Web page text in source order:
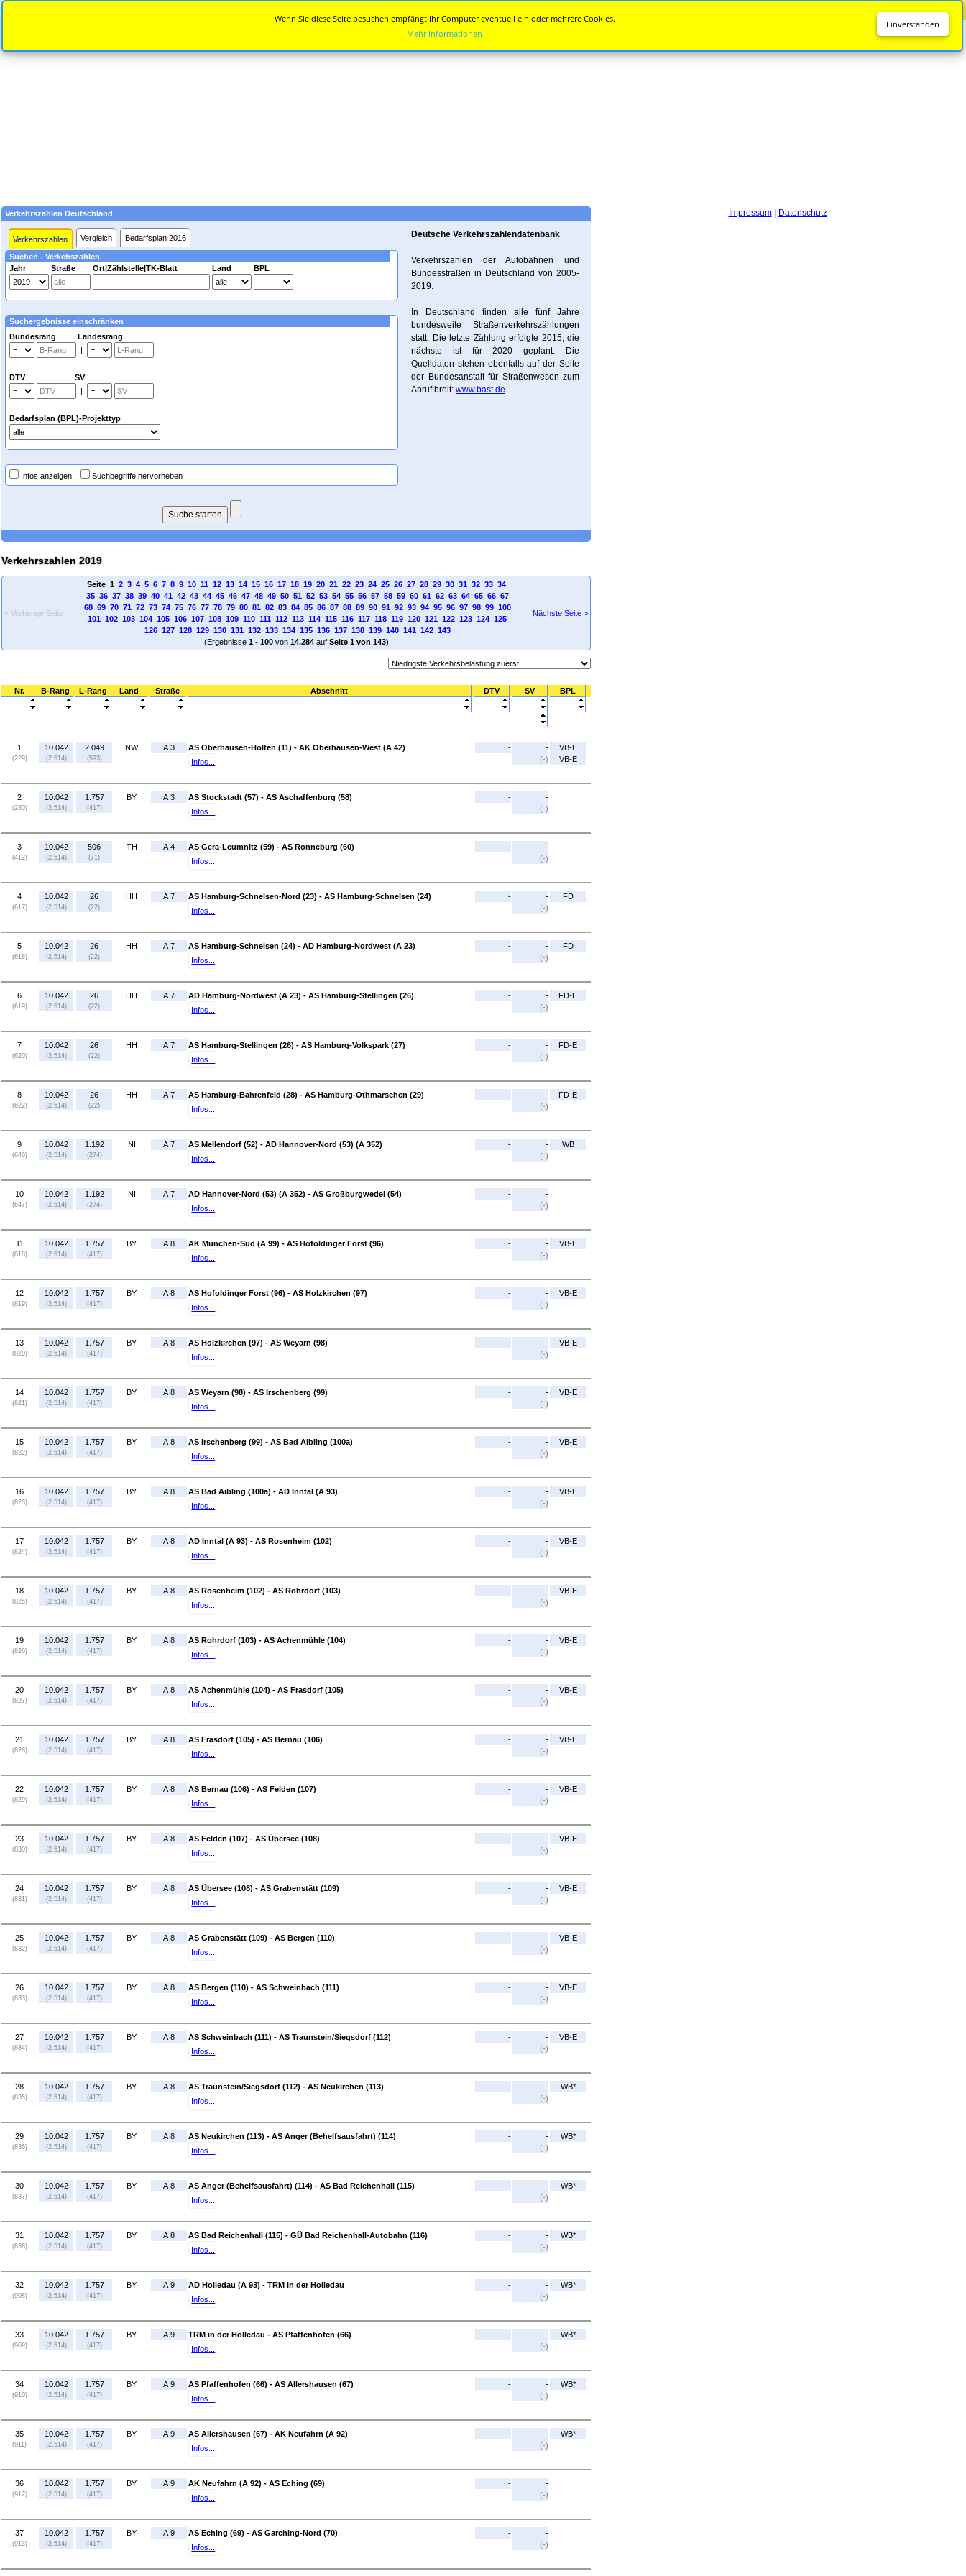
Verkehrszahlen Deutschland
Verkehrszahlen Vergleich Bedarfsplan 2016
Suchen - Verkehszahlen
Jahr
Straße Ort|Zählstelle|TK-Blatt Land BPL
Suchergebnisse einschränken
Bundesrang Landesrang
|
DTV SV
|
Bedarfsplan (BPL)-Projekttyp
Infos anzeigen Suchbegriffe hervorheben
Deutsche Verkehrszahlendatenbank
Verkehrszahlen der Autobahnen und
Bundesstraßen in Deutschland von 2005-
2019.
In Deutschland finden alle fünf Jahre
bundesweite Straßenverkehrszählungen
statt. Die letzte Zählung erfolgte 2015, die
nächste ist für 2020 geplant. Die
Quelldaten stehen ebenfalls auf der Seite
der Bundesanstalt für Straßenwesen zum
Abruf breit: www.bast.de
Verkehrszahlen 2019
< Vorherige Seite
Seite 1 2 3 4 5 6 7 8 9 10 11 12 13 14 15 16 17 18 19 20 21 22 23 24 25 26 27 28 29 30 31 32 33 34
35 36 37 38 39 40 41 42 43 44 45 46 47 48 49 50 51 52 53 54 55 56 57 58 59 60 61 62 63 64 65 66 67
68 69 70 71 72 73 74 75 76 77 78 79 80 81 82 83 84 85 86 87 88 89 90 91 92 93 94 95 96 97 98 99 100
101 102 103 104 105 106 107 108 109 110 111 112 113 114 115 116 117 118 119 120 121 122 123 124 125
126 127 128 129 130 131 132 133 134 135 136 137 138 139 140 141 142 143
(Ergebnisse 1- 100von 14.284auf Seite 1 von 143)
Nächste Seite >
Nr. B-Rang L-Rang Land Straße Abschnitt DTV SV BPL
1
(229)
10.042
(2.514)
2.049
(593)
NW A 3
AS Oberhausen-Holten (11) - AK Oberhausen-West (A 42)
Infos...
-
-
(-)
VB-E
VB-E
2
(280)
10.042
(2.514)
1.757
(417)
BY A 3
AS Stockstadt (57) - AS Aschaffenburg (58)
Infos...
-
-
(-)
3
(412)
10.042
(2.514)
506
(71)
TH A 4
AS Gera-Leumnitz (59) - AS Ronneburg (60)
Infos...
-
-
(-)
4
(617)
10.042
(2.514)
26
(22)
HH A 7
AS Hamburg-Schnelsen-Nord (23) - AS Hamburg-Schnelsen (24)
Infos...
-
-
(-)
FD
5
(618)
10.042
(2.514)
26
(22)
HH A 7
AS Hamburg-Schnelsen (24) - AD Hamburg-Nordwest (A 23)
Infos...
-
-
(-)
FD
6
(619)
10.042
(2.514)
26
(22)
HH A 7
AD Hamburg-Nordwest (A 23) - AS Hamburg-Stellingen (26)
Infos...
-
-
(-)
FD-E
7
(620)
10.042
(2.514)
26
(22)
HH A 7
AS Hamburg-Stellingen (26) - AS Hamburg-Volkspark (27)
Infos...
-
-
(-)
FD-E
8
(622)
10.042
(2.514)
26
(22)
HH A 7
AS Hamburg-Bahrenfeld (28) - AS Hamburg-Othmarschen (29)
Infos...
-
-
(-)
FD-E
9
(646)
10.042
(2.514)
1.192
(274)
NI A 7
AS Mellendorf (52) - AD Hannover-Nord (53) (A 352)
Infos...
-
-
(-)
WB
10
(647)
10.042
(2.514)
1.192
(274)
NI A 7
AD Hannover-Nord (53) (A 352) - AS Großburgwedel (54)
Infos...
-
-
(-)
11
(818)
10.042
(2.514)
1.757
(417)
BY A 8
AK München-Süd (A 99) - AS Hofoldinger Forst (96)
Infos...
-
-
(-)
VB-E
12
(819)
10.042
(2.514)
1.757
(417)
BY A 8
AS Hofoldinger Forst (96) - AS Holzkirchen (97)
Infos...
-
-
(-)
VB-E
13
(820)
10.042
(2.514)
1.757
(417)
BY A 8
AS Holzkirchen (97) - AS Weyarn (98)
Infos...
-
-
(-)
VB-E
14
(821)
10.042
(2.514)
1.757
(417)
BY A 8
AS Weyarn (98) - AS Irschenberg (99)
Infos...
-
-
(-)
VB-E
15
(822)
10.042
(2.514)
1.757
(417)
BY A 8
AS Irschenberg (99) - AS Bad Aibling (100a)
Infos...
-
-
(-)
VB-E
16
(823)
10.042
(2.514)
1.757
(417)
BY A 8
AS Bad Aibling (100a) - AD Inntal (A 93)
Infos...
-
-
(-)
VB-E
17
(824)
10.042
(2.514)
1.757
(417)
BY A 8
AD Inntal (A 93) - AS Rosenheim (102)
Infos...
-
-
(-)
VB-E
18
(825)
10.042
(2.514)
1.757
(417)
BY A 8
AS Rosenheim (102) - AS Rohrdorf (103)
Infos...
-
-
(-)
VB-E
19
(826)
10.042
(2.514)
1.757
(417)
BY A 8
AS Rohrdorf (103) - AS Achenmühle (104)
Infos...
-
-
(-)
VB-E
20
(827)
10.042
(2.514)
1.757
(417)
BY A 8
AS Achenmühle (104) - AS Frasdorf (105)
Infos...
-
-
(-)
VB-E
21
(828)
10.042
(2.514)
1.757
(417)
BY A 8
AS Frasdorf (105) - AS Bernau (106)
Infos...
-
-
(-)
VB-E
22
(829)
10.042
(2.514)
1.757
(417)
BY A 8
AS Bernau (106) - AS Felden (107)
Infos...
-
-
(-)
VB-E
23
(830)
10.042
(2.514)
1.757
(417)
BY A 8
AS Felden (107) - AS Übersee (108)
Infos...
-
-
(-)
VB-E
24
(831)
10.042
(2.514)
1.757
(417)
BY A 8
AS Übersee (108) - AS Grabenstätt (109)
Infos...
-
-
(-)
VB-E
25
(832)
10.042
(2.514)
1.757
(417)
BY A 8
AS Grabenstätt (109) - AS Bergen (110)
Infos...
-
-
(-)
VB-E
26
(833)
10.042
(2.514)
1.757
(417)
BY A 8
AS Bergen (110) - AS Schweinbach (111)
Infos...
-
-
(-)
VB-E
27
(834)
10.042
(2.514)
1.757
(417)
BY A 8
AS Schweinbach (111) - AS Traunstein/Siegsdorf (112)
Infos...
-
-
(-)
VB-E
28
(835)
10.042
(2.514)
1.757
(417)
BY A 8
AS Traunstein/Siegsdorf (112) - AS Neukirchen (113)
Infos...
-
-
(-)
WB*
29
(836)
10.042
(2.514)
1.757
(417)
BY A 8
AS Neukirchen (113) - AS Anger (Behelfsausfahrt) (114)
Infos...
-
-
(-)
WB*
30
(837)
10.042
(2.514)
1.757
(417)
BY A 8
AS Anger (Behelfsausfahrt) (114) - AS Bad Reichenhall (115)
Infos...
-
-
(-)
WB*
31
(838)
10.042
(2.514)
1.757
(417)
BY A 8
AS Bad Reichenhall (115) - GÜ Bad Reichenhall-Autobahn (116)
Infos...
-
-
(-)
WB*
32
(908)
10.042
(2.514)
1.757
(417)
BY A 9
AD Holledau (A 93) - TRM in der Holledau
Infos...
-
-
(-)
WB*
33
(909)
10.042
(2.514)
1.757
(417)
BY A 9
TRM in der Holledau - AS Pfaffenhofen (66)
Infos...
-
-
(-)
WB*
34
(910)
10.042
(2.514)
1.757
(417)
BY A 9
AS Pfaffenhofen (66) - AS Allershausen (67)
Infos...
-
-
(-)
WB*
35
(911)
10.042
(2.514)
1.757
(417)
BY A 9
AS Allershausen (67) - AK Neufahrn (A 92)
Infos...
-
-
(-)
WB*
36
(912)
10.042
(2.514)
1.757
(417)
BY A 9
AK Neufahrn (A 92) - AS Eching (69)
Infos...
-
-
(-)
37
(913)
10.042
(2.514)
1.757
(417)
BY A 9
AS Eching (69) - AS Garching-Nord (70)
Infos...
-
-
(-)
Impressum| Datenschutz
Einverstanden
Wenn Sie diese Seite besuchen empfängt Ihr Computer eventuell ein oder mehrere Cookies.
Mehr Informationen